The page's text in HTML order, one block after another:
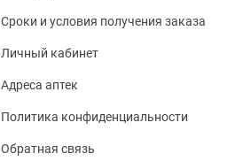
Сроки и условия получения заказа
Личный кабинет
Адреса аптек
Политика конфиденциальности
Обратная связь